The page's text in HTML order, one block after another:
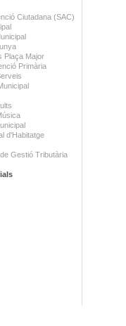
Ciutadana (SAC)
Plaça Major
Primària
d'Habitatge
Gestió Tributària